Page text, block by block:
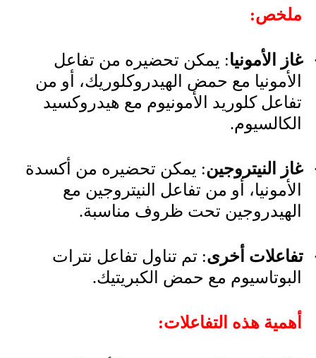
ملخص:
غاز الأمونيا: يمكن تحضيره من تفاعل
الأمونيا مع حمض الهيدروكلوريك، أو من
تفاعل كلوريد الأمونيوم مع هيدروكسيد
الكالسيوم.
غاز النيتروجين: يمكن تحضيره من أكسدة
الأمونيا، أو من تفاعل النيتروجين مع
الهيدروجين تحت ظروف مناسبة.
تفاعلات أخرى: تم تناول تفاعل نترات
البوتاسيوم مع حمض الكبريتيك.
أهمية هذه التفاعلات: